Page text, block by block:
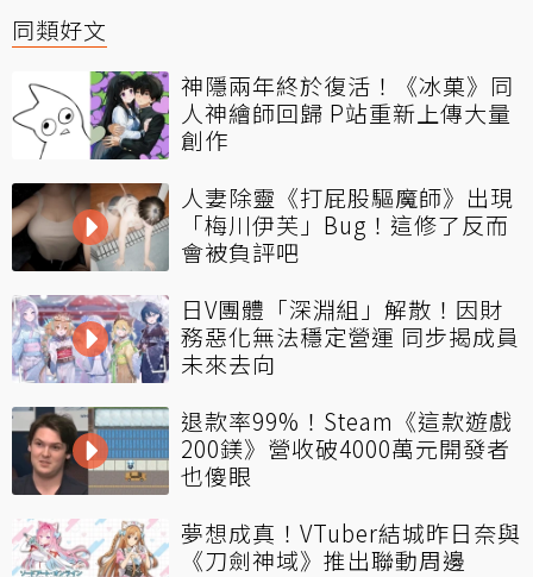
同類好文
神隱兩年終於復活！《冰菓》同
人神繪師回歸 P站重新上傳大量
創作
人妻除靈《打屁股驅魔師》出現
「梅川伊芙」Bug！這修了反而
會被負評吧
日V團體「深淵組」解散！因財
務惡化無法穩定營運 同步揭成員
未來去向
退款率99%！Steam《這款遊戲
200鎂》營收破4000萬元開發者
也傻眼
夢想成真！VTuber結城昨日奈與
《刀劍神域》推出聯動周邊